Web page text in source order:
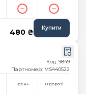
480 ₴ Купити
Код: 9849
Партномер: MS440522
1 день В дорозі